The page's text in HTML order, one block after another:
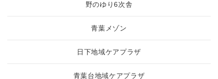
野のゆり6次舎
青葉メゾン
日下地域ケアプラザ
青葉台地域ケアプラザ